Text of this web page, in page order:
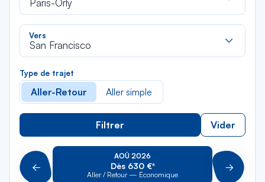
Paris-Orly
Vers
San Francisco
Type de trajet
Aller-Retour Aller simple
Filtrer Vider
Précédent
AOÛ 2026
Dès 630 €*
Aller / Retour — Économique Suivant